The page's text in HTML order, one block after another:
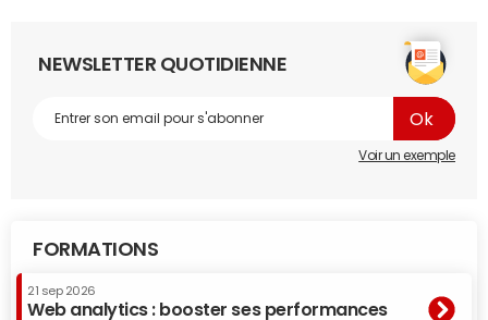
NEWSLETTER QUOTIDIENNE
Voir un exemple
FORMATIONS
21 sep 2026
Web analytics : booster ses performances